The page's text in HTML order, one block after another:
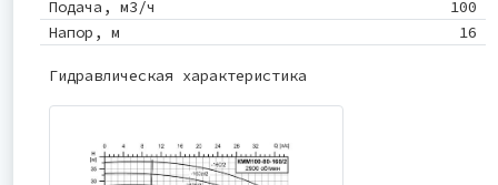
Подача, м3/ч
100
Напор, м
16
Гидравлическая характеристика